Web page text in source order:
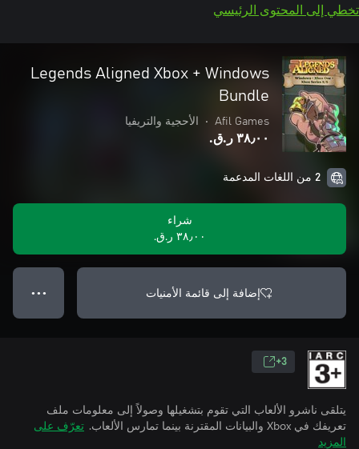
تخطي إلى المحتوى الرئيسي
Legends Aligned Xbox + Windows
Bundle
Afil Games
• الأحجية والتريفيا
٣٨٫٠٠ ر.ق.‏
2 من اللغات المدعمة
شراء
٣٨٫٠٠ ر.ق.‏
إضافة إلى قائمة الأمنيات ● ● ●
3+
يتلقى ناشرو الألعاب التي تقوم بتشغيلها وصولاً إلى معلومات ملف
تعريفك في Xbox والبيانات المقترنة بينما تمارس الألعاب.
تعرّف على
المزيد